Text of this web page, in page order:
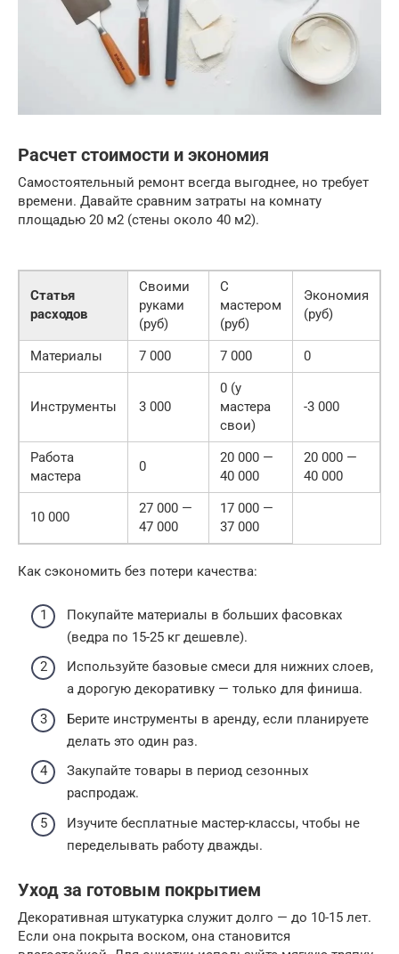
Расчет стоимости и экономия
Самостоятельный ремонт всегда выгоднее, но требует
времени. Давайте сравним затраты на комнату
площадью 20 м2 (стены около 40 м2).
Статья
расходов
Своими
руками
(руб)
С
мастером
(руб)
Экономия
(руб)
Материалы 7 000 7 000 0
Инструменты 3 000
0 (у
мастера
свои)
-3 000
Работа
мастера
0
20 000 —
40 000
20 000 —
40 000
10 000
27 000 —
47 000
17 000 —
37 000
Как сэкономить без потери качества:
Покупайте материалы в больших фасовках
(ведра по 15-25 кг дешевле).
Используйте базовые смеси для нижних слоев,
а дорогую декоративку — только для финиша.
Берите инструменты в аренду, если планируете
делать это один раз.
Закупайте товары в период сезонных
распродаж.
Изучите бесплатные мастер-классы, чтобы не
переделывать работу дважды.
Уход за готовым покрытием
Декоративная штукатурка служит долго — до 10-15 лет.
Если она покрыта воском, она становится